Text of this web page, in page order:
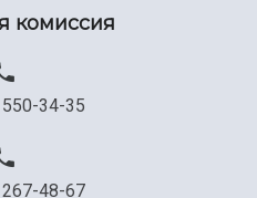
комиссия
34-35
48-67